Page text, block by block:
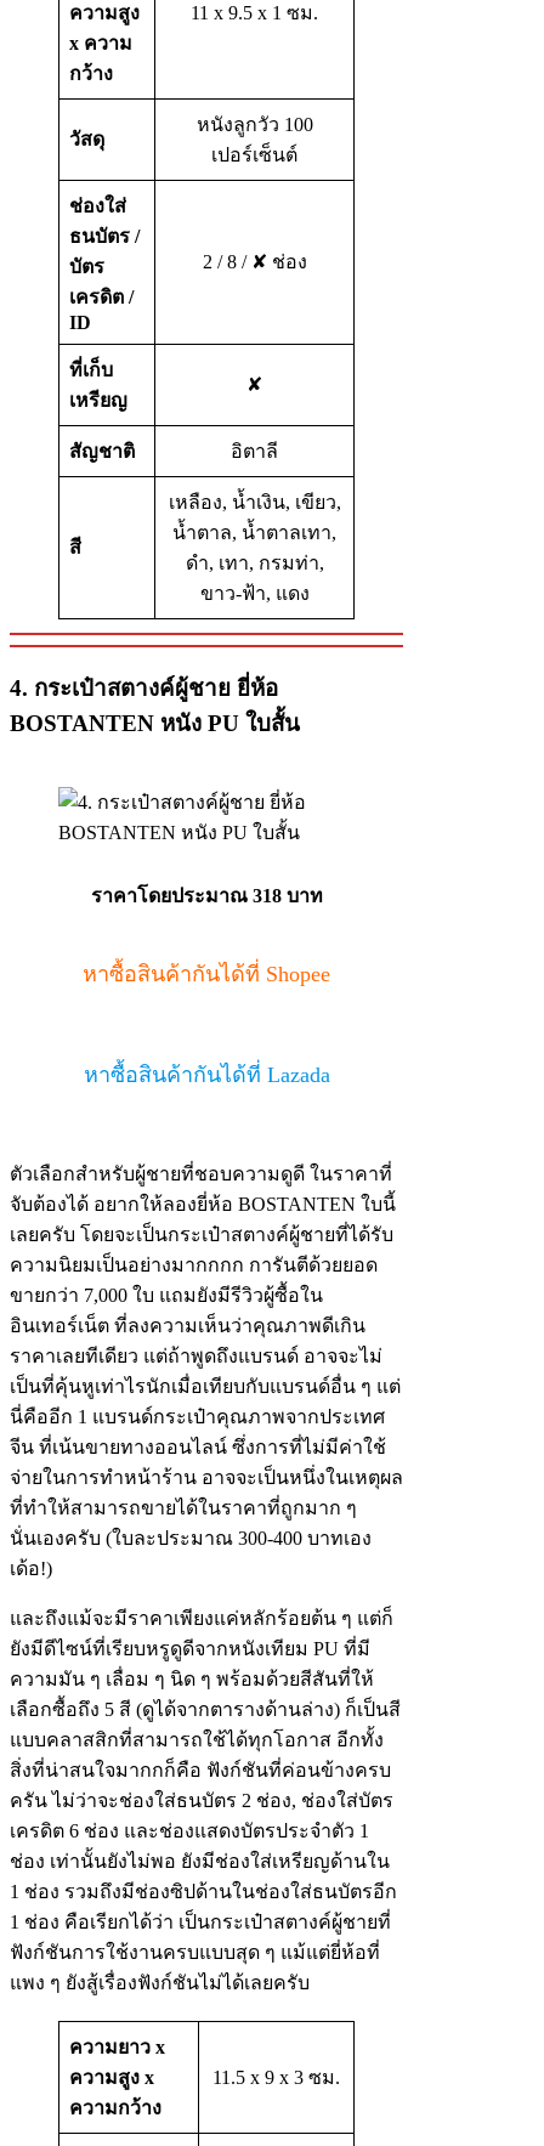
ความสูง
x ความ
กว้าง
11 x 9.5 x 1 ซม.
วัสดุ
หนังลูกวัว 100
เปอร์เซ็นต์
ช่องใส่
ธนบัตร /
บัตร
เครดิต /
ID
2 / 8 / ✘ ช่อง
ที่เก็บ
เหรียญ
✘
สัญชาติ อิตาลี
สี
เหลือง, น้ำเงิน, เขียว,
น้ำตาล, น้ำตาลเทา,
ดำ, เทา, กรมท่า,
ขาว-ฟ้า, แดง
4. กระเป๋าสตางค์ผู้ชาย ยี่ห้อ
BOSTANTEN หนัง PU ใบสั้น
ราคาโดยประมาณ 318 บาท
หาซื้อสินค้ากันได้ที่ Shopee
หาซื้อสินค้ากันได้ที่ Lazada
ตัวเลือกสำหรับผู้ชายที่ชอบความดูดี ในราคาที่
จับต้องได้ อยากให้ลองยี่ห้อ BOSTANTEN ใบนี้
เลยครับ โดยจะเป็นกระเป๋าสตางค์ผู้ชายที่ได้รับ
ความนิยมเป็นอย่างมากกกก การันตีด้วยยอด
ขายกว่า 7,000 ใบ แถมยังมีรีวิวผู้ซื้อใน
อินเทอร์เน็ต ที่ลงความเห็นว่าคุณภาพดีเกิน
ราคาเลยทีเดียว แต่ถ้าพูดถึงแบรนด์ อาจจะไม่
เป็นที่คุ้นหูเท่าไรนักเมื่อเทียบกับแบรนด์อื่น ๆ แต่
นี่คืออีก 1 แบรนด์กระเป๋าคุณภาพจากประเทศ
จีน ที่เน้นขายทางออนไลน์ ซึ่งการที่ไม่มีค่าใช้
จ่ายในการทำหน้าร้าน อาจจะเป็นหนึ่งในเหตุผล
ที่ทำให้สามารถขายได้ในราคาที่ถูกมาก ๆ
นั่นเองครับ (ใบละประมาณ 300-400 บาทเอง
เด้อ!)
และถึงแม้จะมีราคาเพียงแค่หลักร้อยต้น ๆ แต่ก็
ยังมีดีไซน์ที่เรียบหรูดูดีจากหนังเทียม PU ที่มี
ความมัน ๆ เลื่อม ๆ นิด ๆ พร้อมด้วยสีสันที่ให้
เลือกซื้อถึง 5 สี (ดูได้จากตารางด้านล่าง) ก็เป็นสี
แบบคลาสสิกที่สามารถใช้ได้ทุกโอกาส อีกทั้ง
สิ่งที่น่าสนใจมากกก็คือ ฟังก์ชันที่ค่อนข้างครบ
ครัน ไม่ว่าจะช่องใส่ธนบัตร 2 ช่อง, ช่องใส่บัตร
เครดิต 6 ช่อง และช่องแสดงบัตรประจำตัว 1
ช่อง เท่านั้นยังไม่พอ ยังมีช่องใส่เหรียญด้านใน
1 ช่อง รวมถึงมีช่องซิปด้านในช่องใส่ธนบัตรอีก
1 ช่อง คือเรียกได้ว่า เป็นกระเป๋าสตางค์ผู้ชายที่
ฟังก์ชันการใช้งานครบแบบสุด ๆ แม้แต่ยี่ห้อที่
แพง ๆ ยังสู้เรื่องฟังก์ชันไม่ได้เลยครับ
ความยาว x
ความสูง x
ความกว้าง
11.5 x 9 x 3 ซม.